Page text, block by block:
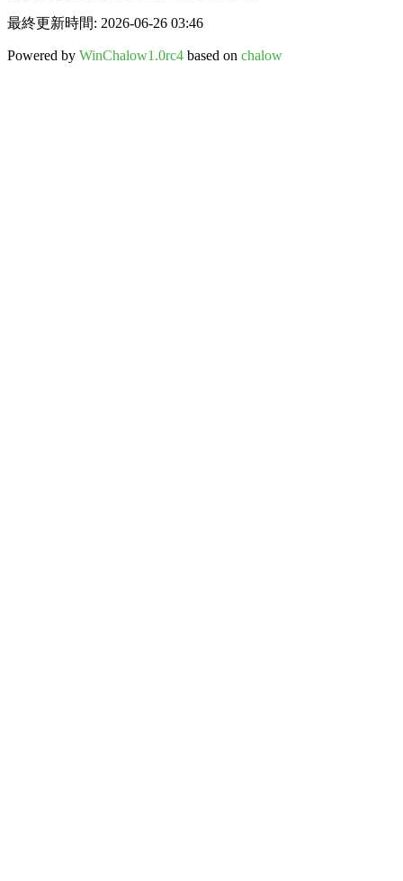
最終更新時間: 2026-06-26 03:46
Powered by WinChalow1.0rc4 based on chalow